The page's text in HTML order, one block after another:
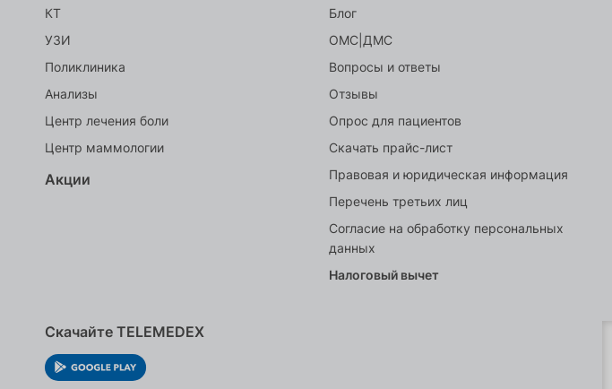
КТ
УЗИ
Поликлиника
Анализы
Центр лечения боли
Центр маммологии
Акции
Блог
ОМС|ДМС
Вопросы и ответы
Отзывы
Опрос для пациентов
Скачать прайс-лист
Правовая и юридическая информация
Перечень третьих лиц
Согласие на обработку персональных
данных
Налоговый вычет
Скачайте TELEMEDEX